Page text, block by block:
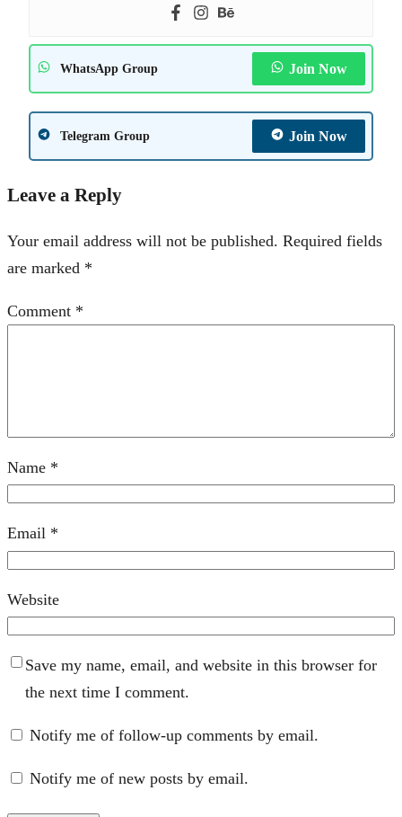
WhatsApp Group Join Now
Telegram Group Join Now
Leave a Reply
Your email address will not be published. Required fields
are marked *
Comment *
Name *
Email *
Website
Save my name, email, and website in this browser for
the next time I comment.
Notify me of follow-up comments by email.
Notify me of new posts by email.